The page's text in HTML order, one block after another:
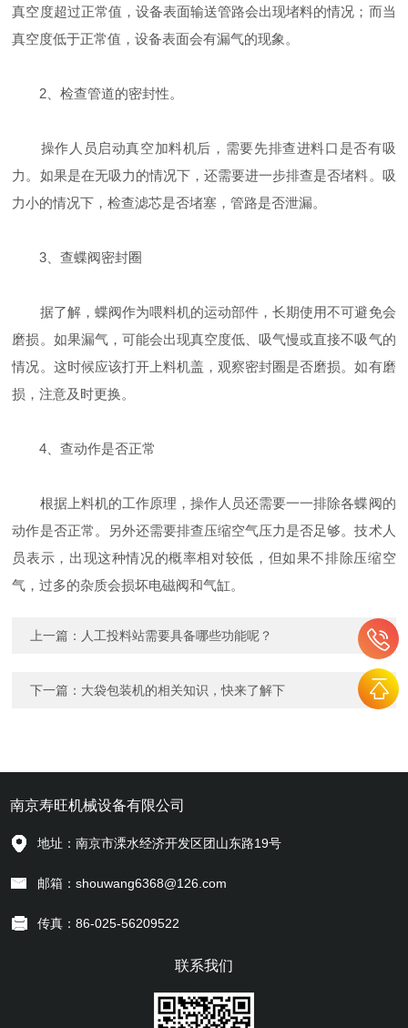
真空度超过正常值，设备表面输送管路会出现堵料的情况；而当
真空度低于正常值，设备表面会有漏气的现象。
2、检查管道的密封性。
操作人员启动真空加料机后，需要先排查进料口是否有吸
力。如果是在无吸力的情况下，还需要进一步排查是否堵料。吸
力小的情况下，检查滤芯是否堵塞，管路是否泄漏。
3、查蝶阀密封圈
据了解，蝶阀作为喂料机的运动部件，长期使用不可避免会
磨损。如果漏气，可能会出现真空度低、吸气慢或直接不吸气的
情况。这时候应该打开上料机盖，观察密封圈是否磨损。如有磨
损，注意及时更换。
4、查动作是否正常
根据上料机的工作原理，操作人员还需要一一排除各蝶阀的
动作是否正常。另外还需要排查压缩空气压力是否足够。技术人
员表示，出现这种情况的概率相对较低，但如果不排除压缩空
气，过多的杂质会损坏电磁阀和气缸。
上一篇： 人工投料站需要具备哪些功能呢？
下一篇： 大袋包装机的相关知识，快来了解下
南京寿旺机械设备有限公司
地址：南京市溧水经济开发区团山东路19号
邮箱：shouwang6368@126.com
传真：86-025-56209522
联系我们